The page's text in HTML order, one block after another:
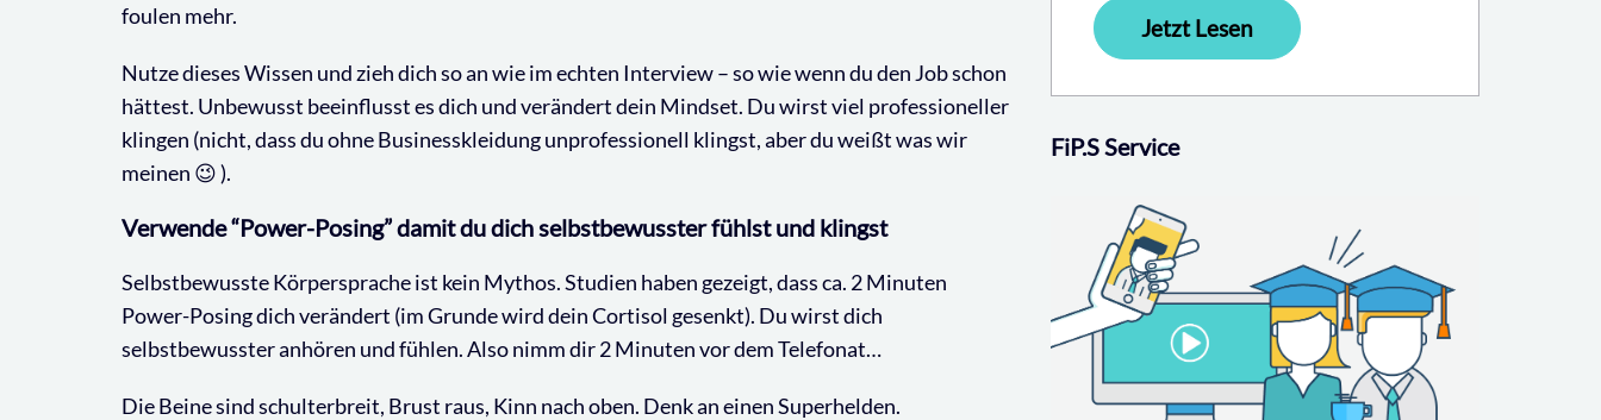
foulen mehr.
Nutze dieses Wissen und zieh dich so an wie im echten Interview – so wie wenn du den Job schon
hättest. Unbewusst beeinflusst es dich und verändert dein Mindset. Du wirst viel professioneller
klingen (nicht, dass du ohne Businesskleidung unprofessionell klingst, aber du weißt was wir
meinen 😉 ).
Verwende “Power-Posing” damit du dich selbstbewusster fühlst und klingst
Selbstbewusste Körpersprache ist kein Mythos. Studien haben gezeigt, dass ca. 2 Minuten
Power-Posing dich verändert (im Grunde wird dein Cortisol gesenkt). Du wirst dich
selbstbewusster anhören und fühlen. Also nimm dir 2 Minuten vor dem Telefonat…
Die Beine sind schulterbreit, Brust raus, Kinn nach oben. Denk an einen Superhelden.
Jetzt Lesen
FiP.S Service